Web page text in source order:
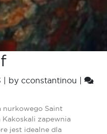
| by cconstantinou |
nurkowego Saint
Kakoskali zapewnia
jest idealne dla